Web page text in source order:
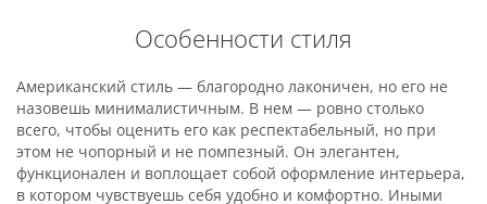
Особенности стиля
Американский стиль — благородно лаконичен, но его не
назовешь минималистичным. В нем — ровно столько
всего, чтобы оценить его как респектабельный, но при
этом не чопорный и не помпезный. Он элегантен,
функционален и воплощает собой оформление интерьера,
в котором чувствуешь себя удобно и комфортно. Иными